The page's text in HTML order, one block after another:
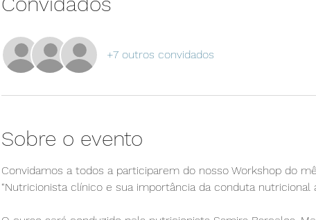
+7 outros convidados
Sobre o evento
Convidamos a todos a participarem do nosso Workshop do
“Nutricionista clínico e sua importância da conduta nutricional